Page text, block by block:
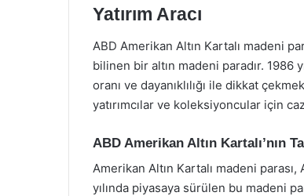
Yatırım Aracı
ABD Amerikan Altın Kartalı madeni
bilinen bir altın madeni paradır. 1986
oranı ve dayanıklılığı ile dikkat
yatırımcılar ve koleksiyoncular için
ABD Amerikan Altın Kartalı’nın
Amerikan Altın Kartalı madeni
yılında piyasaya sürülen bu madeni